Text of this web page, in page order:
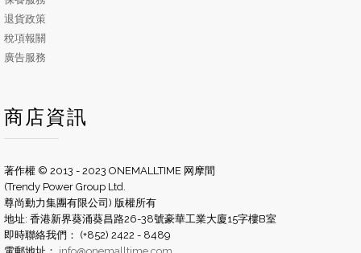
退貨政策
稅項報關
廣告服務
商店資訊
著作權 © 2013 - 2023 ONEMALLTIME 网摩間
(Trendy Power Group Ltd.
尊尚動力集團有限公司) 版權所有
地址: 香港新界葵涌葵昌路26-38號豪華工業大廈15字樓B室
即時聯絡我們： (+852) 2422 - 8489